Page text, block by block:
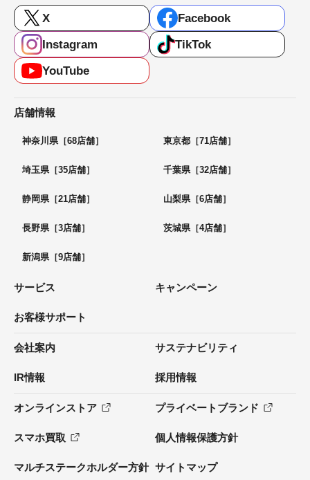
X
Facebook
Instagram
TikTok
YouTube
店舗情報
神奈川県［68店舗］ 東京都［71店舗］
埼玉県［35店舗］ 千葉県［32店舗］
静岡県［21店舗］ 山梨県［6店舗］
長野県［3店舗］ 茨城県［4店舗］
新潟県［9店舗］
サービス キャンペーン
お客様サポート
会社案内 サステナビリティ
IR情報 採用情報
オンラインストア プライベートブランド
スマホ買取 個人情報保護方針
マルチステークホルダー方針 サイトマップ